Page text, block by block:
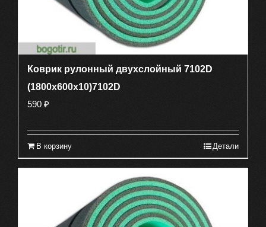
Коврик рулонный двухслойный 7102D
(1800х600х10)7102D
590 ₽
В корзину Детали